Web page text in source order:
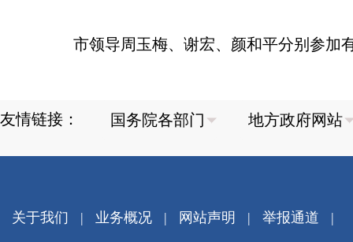
市领导周玉梅、谢宏、颜和平分别参加
友情链接：
关于我们 | 业务概况| 网站声明 | 举报通道 |